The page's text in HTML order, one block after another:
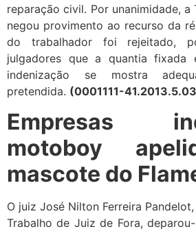
reparação civil. Por unanimidade, a
negou provimento ao recurso da
do trabalhador foi rejeitado,
julgadores que a quantia fixada
indenização se mostra
pretendida. (0001111-
Empresas
motoboy
mascote do
O juiz José Nilton Ferreira
Trabalho de Juiz de Fora,